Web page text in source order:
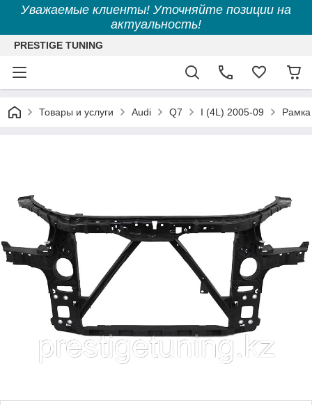
Уважаемые клиенты! Уточняйте позиции на
актуальность!
PRESTIGE TUNING
Товары и услуги Audi Q7 I (4L) 2005-09 Рамка